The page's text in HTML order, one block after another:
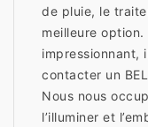
de pluie, le
meilleure
impressionnant,
contacter un
Nous nous
l’illuminer et